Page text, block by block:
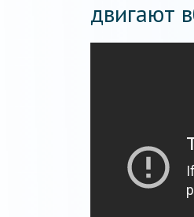
двигают